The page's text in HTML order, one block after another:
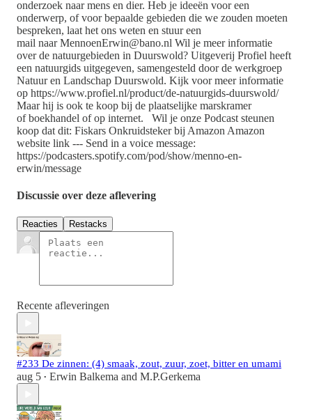
onderzoek naar mens en dier. Heb je ideeën voor een
onderwerp, of voor bepaalde gebieden die we zouden moeten
bespreken, laat het ons weten en stuur een
mail naar MennoenErwin@bano.nl Wil je meer informatie
over de natuurgebieden in Duurswold? Uitgeverij Profiel heeft
een natuurgids uitgegeven, samengesteld door de werkgroep
Natuur en Landschap Duurswold. Kijk voor meer informatie
op https://www.profiel.nl/product/de-natuurgids-duurswold/
Maar hij is ook te koop bij de plaatselijke marskramer
of boekhandel of op internet. Wil je onze Podcast steunen
koop dat dit: Fiskars Onkruidsteker bij Amazon Amazon
website link --- Send in a voice message:
https://podcasters.spotify.com/pod/show/menno-en-
erwin/message
Discussie over deze aflevering
Reacties Restacks
Recente afleveringen
#233 De zinnen: (4) smaak, zout, zuur, zoet, bitter en umami
aug 5 • Erwin Balkema and M.P.Gerkema